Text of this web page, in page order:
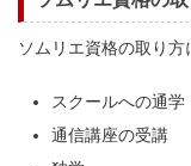
ソムリエ資格の取り方
スクールへの通学
通信講座の受講